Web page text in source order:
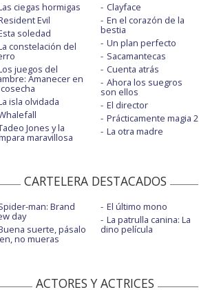
ciegas hormigas
Evil
soledad
constelación del
juegos del
Amanecer en
isla olvidada
Jones y la
maravillosa
Clayface
En el corazón de la
bestia
Un plan perfecto
Sacamantecas
Cuenta atrás
Ahora los suegros
son ellos
El director
Prácticamente magia 2
La otra madre
CARTELERA DESTACADOS
man: Brand
day
suerte, pásalo
no mueras
El último mono
La patrulla canina: La
dino película
ACTORES Y ACTRICES